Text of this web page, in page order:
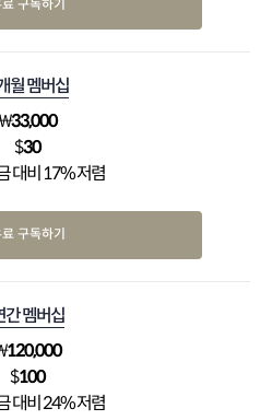
구독하기
월 멤버십
33,000
$30
대비 17% 저렴
구독하기
간 멤버십
120,000
$100
대비 24% 저렴